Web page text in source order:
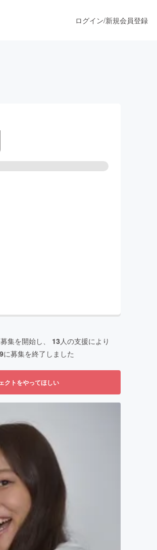
ッション
ログイン/新規会員登録
集を開始し、 13人の支援により
に募集を終了しました
クトをやってほしい